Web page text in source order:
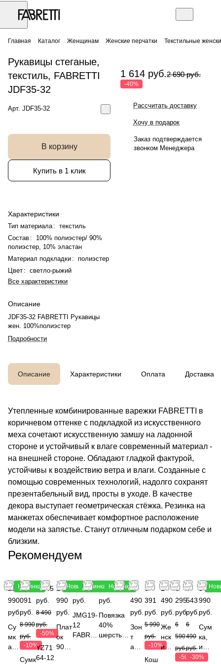
Главная Каталог Женщинам Женские перчатки Текстильные
Рукавицы стеганые,
текстиль, FABRETTI
JDF35-32
Арт. JDF35-32
В корзину
Купить в 1 клик
Характеристики
Тип материала : текстиль
Состав :
100% полиэстер/ 90%
полиэстер, 10% эластан
Материал подкладки : полиэстер
Цвет : светло-рыжий
Все характеристики
Описание
JDF35-32 FABRETTI Рукавицы
жен. 100%полиэстер
Подробности
1 614 руб.2 690 руб.
-40%
Рассчитать доставку
Хочу в подарок
Заказ подтверждается
звонком Менеджера
Описание Характеристики Оплата Доставка
Утепленные комбинированные варежки FABRETTI в
коричневом оттенке с подкладкой из искусственного
меха сочетают искусственную замшу на ладонной
стороне и устойчивый к влаге современный материал -
на внешней стороне. Обладают гладкой фактурой,
устойчивы к воздействию ветра и влаги. Созданные с
помощью современных технологий, надолго сохранят
презентабельный вид, просты в уходе. В качестве
декора выступает геометрическая стёжка. Резинка на
манжетах обеспечивает комфортное расположение
модели на запястье. Станут отличным подарком себе и
близким.
Рекомендуем
Новинка
23
990
руб.
Су
мк
а,
8
091
руб.
8 990
руб.
-10%
Сумк
4 245
руб.
8 490
руб.
-50%
YZ71
64-12
Новинка
2
990
руб.
Плат
ок
90*9
Новинка
1 990
руб.
JMG19-
12
FABRE
Новинка
1 490
руб.
Повязка
40%
шерсть
3
490
руб.
Зон
т
авт
5
391
руб.
5 990
руб.
-10%
Кош
1
490
руб.
Же
нск
ий
3
295
руб.
6
590
руб.
-50%
4
543
руб.
6
490
руб.
-30%
5
990
руб.
Сум
ка,
иску
сств